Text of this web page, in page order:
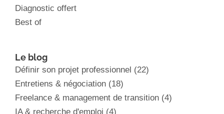
Diagnostic offert
Best of
Le blog
Définir son projet professionnel (22)
Entretiens & négociation (18)
Freelance & management de transition (4)
IA & recherche d'emploi (4)